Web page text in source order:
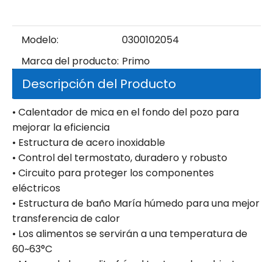
Modelo:
0300102054
Marca del producto: Primo
Descripción del Producto
• Calentador de mica en el fondo del pozo para
mejorar la eficiencia
• Estructura de acero inoxidable
• Control del termostato, duradero y robusto
• Circuito para proteger los componentes
eléctricos
• Estructura de baño María húmedo para una mejor
transferencia de calor
• Los alimentos se servirán a una temperatura de
60~63°C